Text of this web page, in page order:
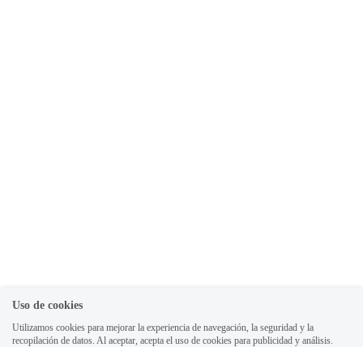
Uso de cookies
Utilizamos cookies para mejorar la experiencia de navegación, la seguridad y la
recopilación de datos. Al aceptar, acepta el uso de cookies para publicidad y análisis.